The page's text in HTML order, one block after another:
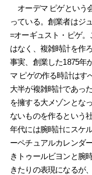
オーデマ ピゲという
っている。創業者はジ
=オーギュスト・ピゲ
はなく、複雑時計を作
事実、創業した1875年
マ ピゲの作る時計はす
大半が複雑時計であっ
を擁する大メゾンとな
ないものを作るという
年代には腕時計にスケ
ーペチュアルカレンダ
きトゥールビヨンと腕
きたりの表現になるが